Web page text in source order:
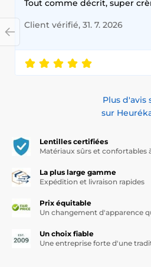
Tout comme décrit, super
Client vérifié, 31. 7. 2026
Plus d'avis
sur
Lentilles certifiées
Matériaux sûrs et confortables
La plus large gamme
Expédition et livraison rapides
Prix équitable
Un changement d'apparence
Un choix fiable
Une entreprise forte d'une